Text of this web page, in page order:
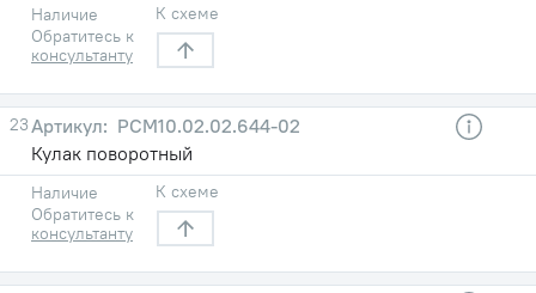
Наличие
Обратитесь к
консультанту
К схеме
23
РСМ10.02.02.644-02
Кулак поворотный
Наличие
Обратитесь к
консультанту
К схеме